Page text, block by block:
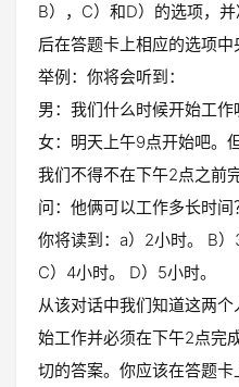
B），C）和D）的选项，
后在答题卡上相应的选项
举例：你将会听到：
男：我们什么时候开始工作
女：明天上午9点开始吧。
我们不得不在下午2点之前
问：他俩可以工作多长时间
你将读到：a）2小时。 B）
C）4小时。 D）5小时。
从该对话中我们知道这两
始工作并必须在下午2点完
切的答案。你应该在答题